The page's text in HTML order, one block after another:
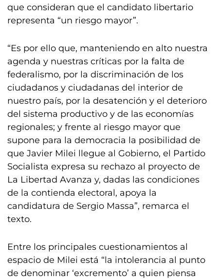
que consideran que el candidato libertario
representa “un riesgo mayor”.
“Es por ello que, manteniendo en alto nuestra
agenda y nuestras críticas por la falta de
federalismo, por la discriminación de los
ciudadanos y ciudadanas del interior de
nuestro país, por la desatención y el deterioro
del sistema productivo y de las economías
regionales; y frente al riesgo mayor que
supone para la democracia la posibilidad de
que Javier Milei llegue al Gobierno, el Partido
Socialista expresa su rechazo al proyecto de
La Libertad Avanza y, dadas las condiciones
de la contienda electoral, apoya la
candidatura de Sergio Massa”, remarca el
texto.
Entre los principales cuestionamientos al
espacio de Milei está “la intolerancia al punto
de denominar ‘excremento’ a quien piensa